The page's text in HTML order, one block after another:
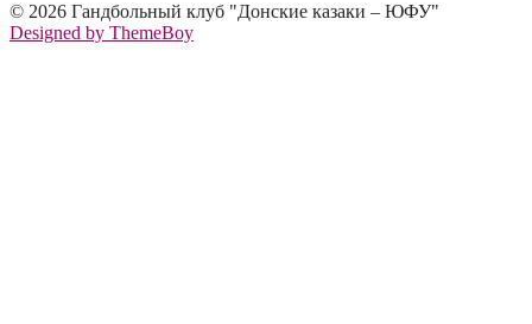
© 2026 Гандбольный клуб "Донские казаки – ЮФУ"
Designed by ThemeBoy